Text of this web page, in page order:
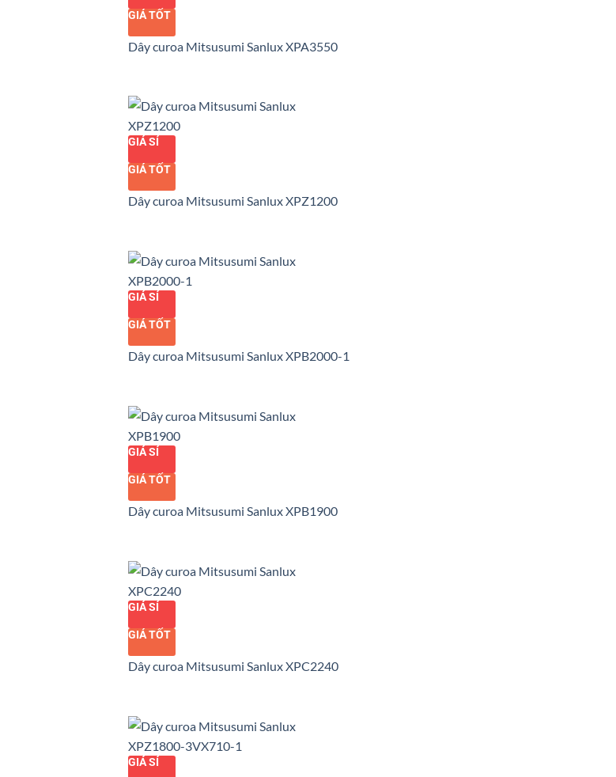
GIÁ TỐT
Dây curoa Mitsusumi Sanlux XPA3550
GIÁ SỈ
GIÁ TỐT
Dây curoa Mitsusumi Sanlux XPZ1200
GIÁ SỈ
GIÁ TỐT
Dây curoa Mitsusumi Sanlux XPB2000-1
GIÁ SỈ
GIÁ TỐT
Dây curoa Mitsusumi Sanlux XPB1900
GIÁ SỈ
GIÁ TỐT
Dây curoa Mitsusumi Sanlux XPC2240
GIÁ SỈ